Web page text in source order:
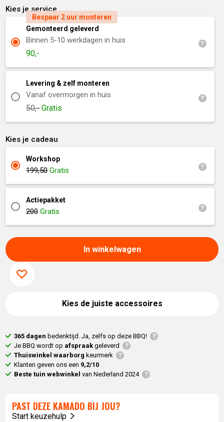
Kies je service
Gemonteerd geleverd
Binnen 5-10 werkdagen in huis
90,-
Bespaar 2 uur monteren
Levering & zelf monteren
Vanaf overmorgen in huis
50,- Gratis
Kies je cadeau
Workshop
199,50Gratis
Actiepakket
200Gratis
In winkelwagen
Kies de juiste accessoires
365 dagen bedenktijd. Ja, zelfs op deze BBQ!
Je BBQ wordt op afspraak geleverd
Thuiswinkel waarborg keurmerk
Klanten geven ons een 9,2/10
Beste tuin webwinkel van Nederland 2024
PAST DEZE KAMADO BIJ JOU?
Start keuzehulp